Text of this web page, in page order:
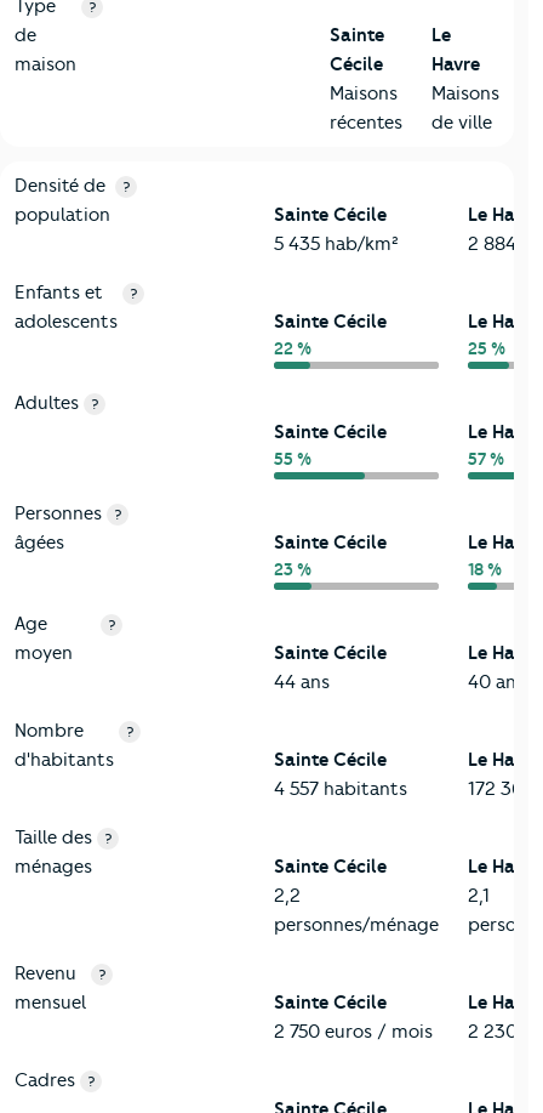
Type
de
maison
?
Sainte
Cécile
Maisons
récentes
Le
Havre
Maisons
de ville
2-Habitants
Critères Sainte Cécile
Densité de
population
?
Sainte Cécile
5 435 hab/km²
Le Havre
2 884
Enfants et
adolescents
?
Sainte Cécile
22 %
Le Havre
25 %
Adultes ?
Sainte Cécile
55 %
Le Havre
57 %
Personnes
âgées
?
Sainte Cécile
23 %
Le Havre
18 %
Age
moyen
?
Sainte Cécile
44 ans
Le Havre
40 ans
Nombre
d'habitants
?
Sainte Cécile
4 557 habitants
Le Havre
172 366
Taille des
ménages
?
Sainte Cécile
2,2
personnes/ménage
Le Havre
2,1
Revenu
mensuel
?
Sainte Cécile
2 750 euros / mois
Le Havre
2 230
Cadres ?